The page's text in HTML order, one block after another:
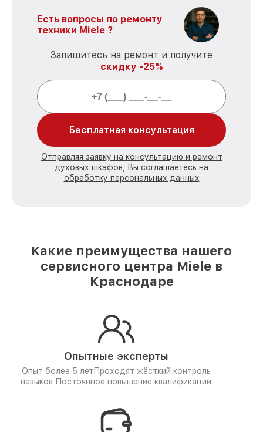
Есть вопросы по ремонту
техники Miele ?
Запишитесь на ремонт и получите
скидку -25%
Бесплатная консультация
Отправляя заявку на консультацию и ремонт
духовых шкафов, Вы соглашаетесь на
обработку персональных данных
Какие преимущества нашего
сервисного центра Miele в
Краснодаре
Опытные эксперты
Опыт более 5 лет Проходят жёсткий контроль
навыков Постоянное повышение квалификации